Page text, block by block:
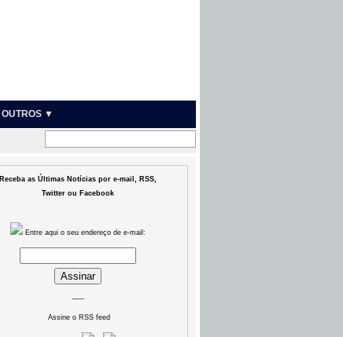
OUTROS ▼
Receba as Últimas Notícias por e-mail, RSS,
Twitter ou Facebook
Entre aqui o seu endereço de e-mail:
Assine o RSS feed